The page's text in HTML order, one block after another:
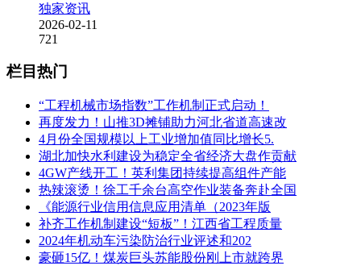
独家资讯
2026-02-11
721
栏目热门
“工程机械市场指数”工作机制正式启动！
再度发力！山推3D摊铺助力河北省道高速改
4月份全国规模以上工业增加值同比增长5.
湖北加快水利建设为稳定全省经济大盘作贡献
4GW产线开工！英利集团持续提高组件产能
热辣滚烫！徐工千余台高空作业装备奔赴全国
《能源行业信用信息应用清单（2023年版
补齐工作机制建设“短板”！江西省工程质量
2024年机动车污染防治行业评述和202
豪砸15亿！煤炭巨头苏能股份刚上市就跨界